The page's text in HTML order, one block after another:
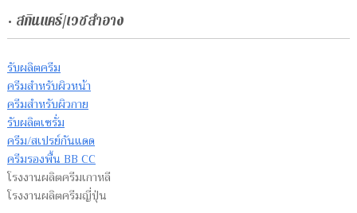
• สกินแคร์/เวชสำอาง
รับผลิตครีม
ครีมสำหรับผิวหน้า
ครีมสำหรับผิวกาย
รับผลิตเซรั่ม
ครีม/สเปรย์กันแดด
ครีมรองพื้น BB CC
โรงงานผลิตครีมเกาหลี
โรงงานผลิตครีมญี่ปุ่น